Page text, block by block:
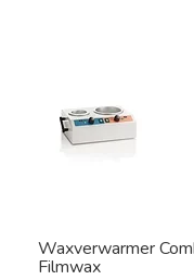
Waxverwarmer
Filmwax